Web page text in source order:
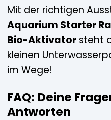
Mit der richtigen
Aquarium Starter
Bio-Aktivator steht
kleinen
im Wege!
FAQ: Deine
Antworten